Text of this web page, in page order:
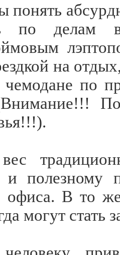
понять
по делам
на
по
и полезному
офиса. В то
могут